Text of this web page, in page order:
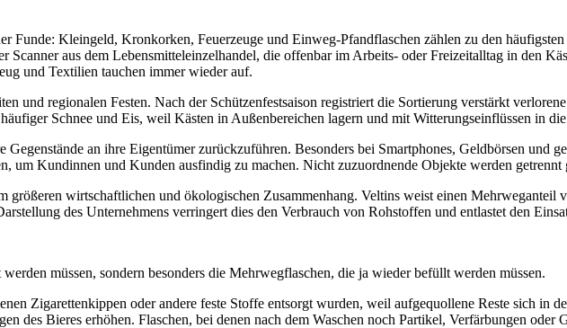
Funde: Kleingeld, Kronkorken, Feuerzeuge und Einweg-Pfandflaschen zählen zu den
Scanner aus dem Lebensmitteleinzelhandel, die offenbar im Arbeits- oder Freizeitalltag in den
und Textilien tauchen immer wieder auf.
und regionalen Festen. Nach der Schützenfestsaison registriert die Sortierung verstärkt
Schnee und Eis, weil Kästen in Außenbereichen lagern und mit Witterungseinflüssen in
an ihre Eigentümer zurückzuführen. Besonders bei Smartphones, Geldbörsen und
um Kundinnen und Kunden ausfindig zu machen. Nicht zuzuordnende Objekte werden getrennt
größeren wirtschaftlichen und ökologischen Zusammenhang. Veltins weist einen Mehrweganteil
des Unternehmens verringert dies den Verbrauch von Rohstoffen und entlastet den
müssen, sondern besonders die Mehrwegflaschen, die ja wieder befüllt werden müssen.
Zigarettenkippen oder andere feste Stoffe entsorgt wurden, weil aufgequollene Reste sich in
des Bieres erhöhen. Flaschen, bei denen nach dem Waschen noch Partikel, Verfärbungen